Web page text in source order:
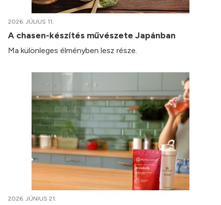
2026. JÚLIUS 11.
A chasen-készítés művészete Japánban
Ma különleges élményben lesz része.
2026. JÚNIUS 21.